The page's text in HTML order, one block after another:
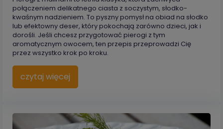
połączeniem delikatnego ciasta z soczystym, słodko-
kwaśnym nadzieniem. To pyszny pomysł na obiad na słodko
lub efektowny deser, który pokochają zarówno dzieci, jak i
dorośli. Jeśli chcesz przygotować pierogi z tym
aromatycznym owocem, ten przepis przeprowadzi Cię
przez wszystko krok po kroku.
czytaj więcej